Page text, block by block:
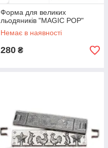
Форма для великих
льодяників "MAGIC POP"
Немає в наявності
280 ₴